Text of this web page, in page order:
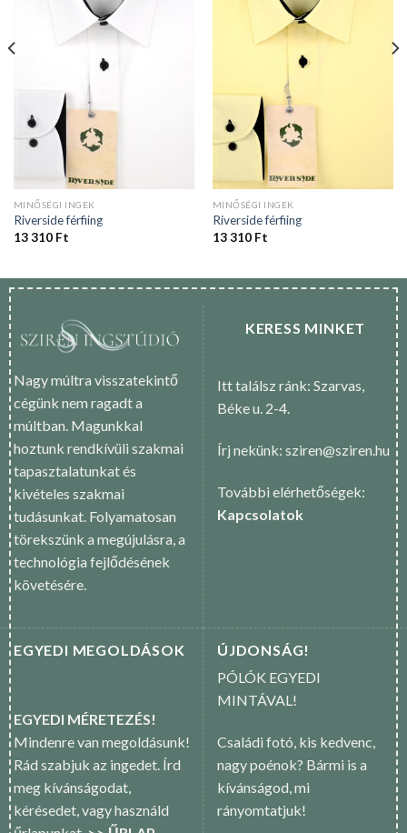
MINŐSÉGI INGEK
Riverside férfiing
13 310 Ft
MINŐSÉGI INGEK
Riverside férfiing
13 310 Ft
Nagy múltra visszatekintő
cégünk nem ragadt a
múltban. Magunkkal
hoztunk rendkívüli szakmai
tapasztalatunkat és
kivételes szakmai
tudásunkat. Folyamatosan
törekszünk a megújulásra, a
technológia fejlődésének
követésére.
KERESS MINKET
Itt találsz ránk: Szarvas,
Béke u. 2-4.
Írj nekünk: sziren@sziren.hu
További elérhetőségek:
Kapcsolatok
EGYEDI MEGOLDÁSOK
EGYEDI MÉRETEZÉS!
Mindenre van megoldásunk!
Rád szabjuk az ingedet. Írd
meg kívánságodat,
kérésedet, vagy használd
ÚJDONSÁG!
PÓLÓK EGYEDI
MINTÁVAL!
Családi fotó, kis kedvenc,
nagy poénok? Bármi is a
kívánságod, mi
rányomtatjuk!